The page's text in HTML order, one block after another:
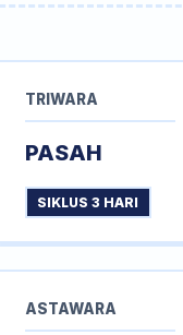
TRIWARA
PASAH
SIKLUS 3 HARI
ASTAWARA